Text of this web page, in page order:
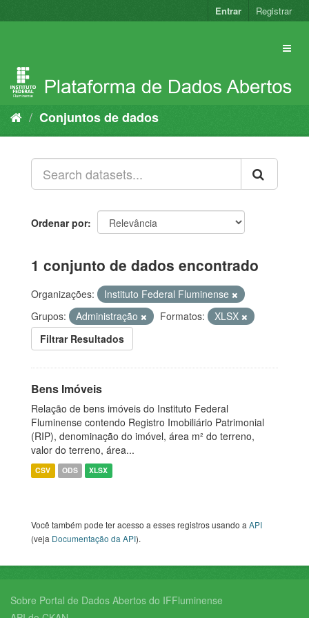
para
Entrar Registrar
Conjuntos de dados
Ordenar por
1 conjunto de dados encontrado
Organizações:
Instituto Federal Fluminense
Grupos:
Administração Formatos:
XLSX
Filtrar Resultados
Bens Imóveis
Relação de bens imóveis do Instituto Federal
Fluminense contendo Registro Imobiliário Patrimonial
(RIP), denominação do imóvel, área m² do terreno,
valor do terreno, área...
CSV ODS XLSX
Você também pode ter acesso a esses registros usando aAPI
(veja Documentação da API).
Sobre Portal de Dados Abertos do IFFluminense